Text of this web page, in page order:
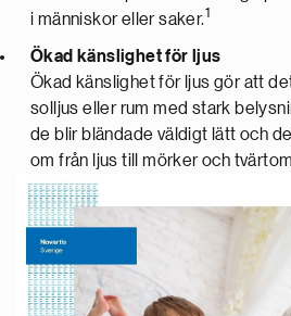
i människor eller saker.1
Ökad känslighet för ljus
Ökad känslighet för ljus gör att
solljus eller rum med stark
de blir bländade väldigt lätt och
om från ljus till mörker och